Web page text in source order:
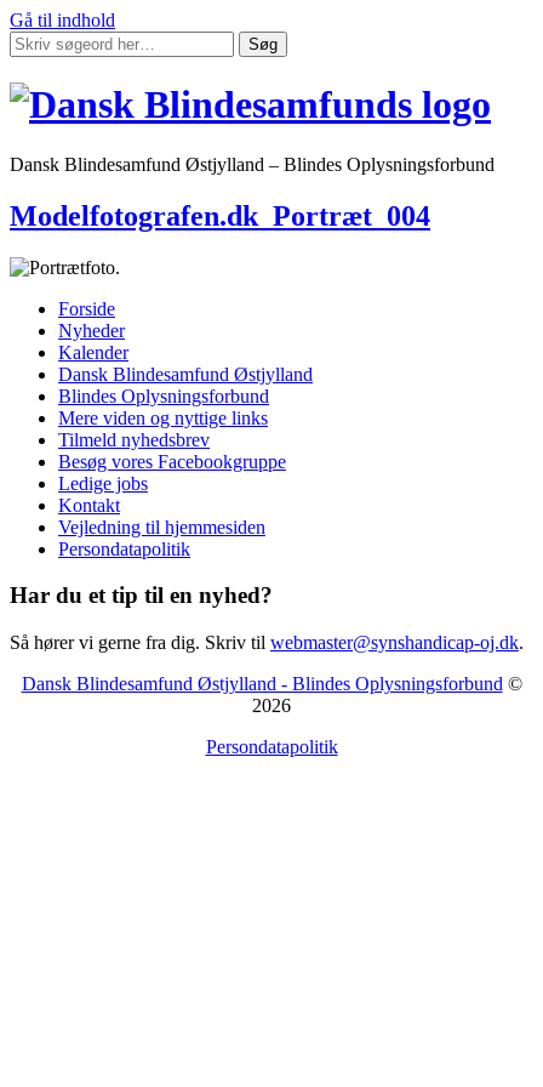
Gå til indhold
Søg
Dansk Blindesamfund Østjylland – Blindes Oplysningsforbund
Modelfotografen.dk_Portræt_004
Forside
Nyheder
Kalender
Dansk Blindesamfund Østjylland
Blindes Oplysningsforbund
Mere viden og nyttige links
Tilmeld nyhedsbrev
Besøg vores Facebookgruppe
Ledige jobs
Kontakt
Vejledning til hjemmesiden
Persondatapolitik
Har du et tip til en nyhed?
Så hører vi gerne fra dig. Skriv til webmaster@synshandicap-oj.dk.
Dansk Blindesamfund Østjylland - Blindes Oplysningsforbund ©
2026
Persondatapolitik